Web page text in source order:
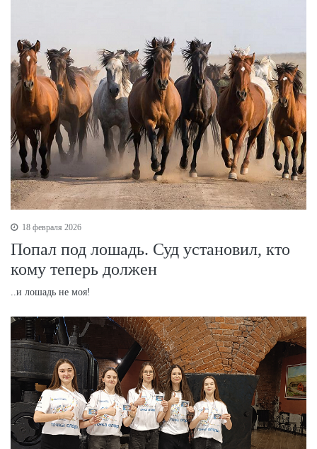
18 февраля 2026
Попал под лошадь. Суд установил, кто
кому теперь должен
..и лошадь не моя!